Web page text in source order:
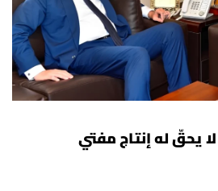
يحقّ له إنتاج مفتي